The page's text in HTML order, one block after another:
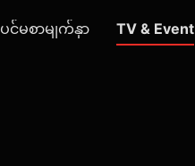
ပင်မစာမျက်နှာ TV & Event